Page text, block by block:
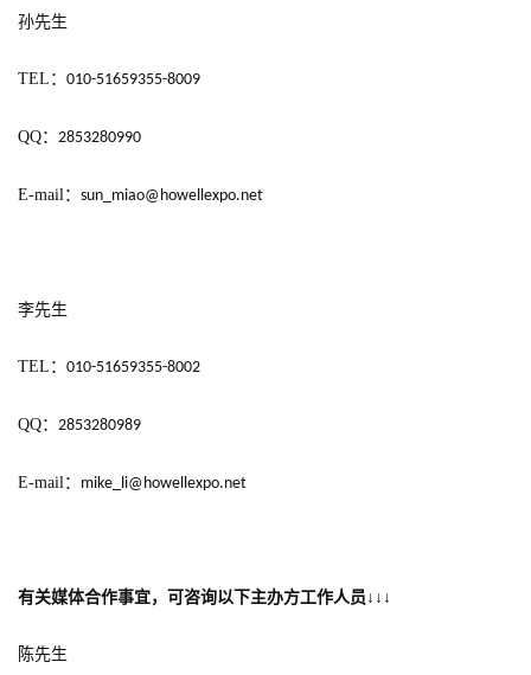
站
文
中
孙先生
TEL ： 010-51659355-8009
QQ： 2853280990
E-mail： sun_miao@howellexpo.net
李先生
TEL ： 010-51659355-8002
QQ： 2853280989
E-mail： mike_li@howellexpo.net
有关媒体合作事宜，可咨询以下主办方工作人员 ↓↓↓
陈先生